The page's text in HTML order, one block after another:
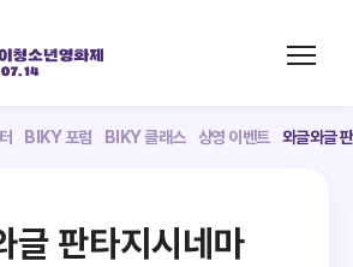
BIKY 포럼 BIKY 클래스 상영 이벤트 와글와글
글 판타지시네마